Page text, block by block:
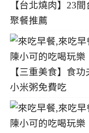
【台北燒肉】23
聚餐推薦
【三重美食】食
小米粥免費吃